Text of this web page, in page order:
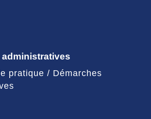
administratives
pratique / Démarches